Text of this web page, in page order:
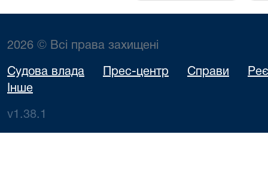
2026 © Всі права захищені
Судова влада Прес-центр Справи
Інше
v1.38.1